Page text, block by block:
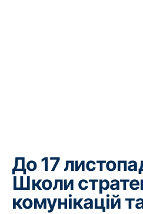
До 17
Школи
комунікацій